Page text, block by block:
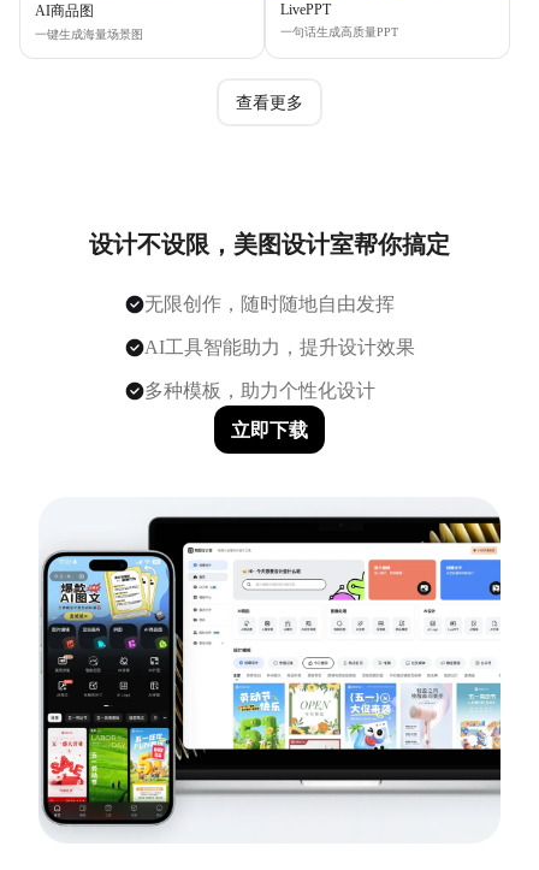
AI商品图
一键生成海量场景图
LivePPT
一句话生成高质量PPT
查看更多
设计不设限，美图设计室帮你搞定
无限创作，随时随地自由发挥
AI工具智能助力，提升设计效果
多种模板，助力个性化设计
立即下载